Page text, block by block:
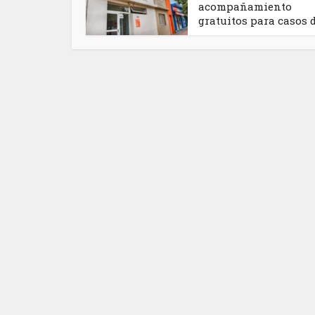
acompañamiento
gratuitos para casos